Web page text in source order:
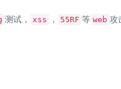
测试， xss ， 55RF 等 web 攻